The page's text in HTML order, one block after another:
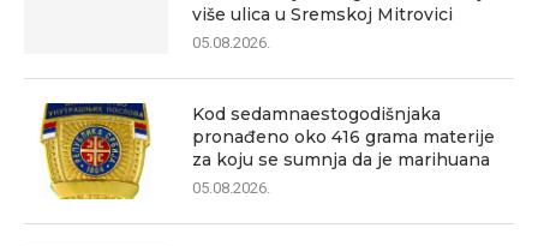
više ulica u Sremskoj Mitrovici
05.08.2026.
Kod sedamnaestogodišnjaka
pronađeno oko 416 grama materije
za koju se sumnja da je marihuana
05.08.2026.